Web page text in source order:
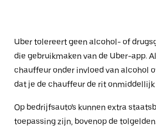
Uber tolereert geen alcohol- of
die gebruikmaken van de Uber-app.
chauffeur onder invloed van alcohol
dat je de chauffeur de rit
Op bedrijfsauto's kunnen extra
toepassing zijn, bovenop de